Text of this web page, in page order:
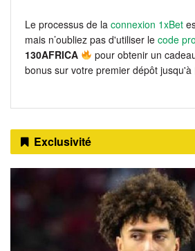
Le processus de la connexion 1xBet
mais n’oubliez pas d'utiliser le code
130AFRICA
pour obtenir un
bonus sur votre premier dépôt jusqu'à
Exclusivité